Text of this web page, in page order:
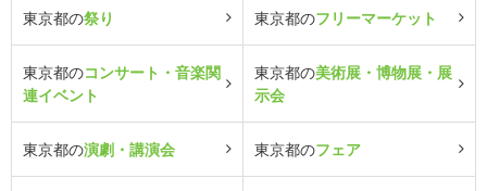
東京都の祭り 東京都のフリーマーケット
東京都のコンサート・音楽関
連イベント
東京都の美術展・博物展・展
示会
東京都の演劇・講演会 東京都のフェア